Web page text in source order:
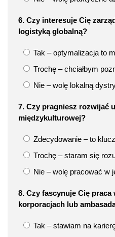
6. Czy interesuje Cię
logistyką globalną?
Tak – optymalizacja to
Trochę – chciałbym
Nie – wolę lokalną
7. Czy pragniesz rozwijać
międzykulturowej?
Zdecydowanie – to
Trochę – staram się
Nie – wolę pracować w
8. Czy fascynuje Cię
korporacjach lub
Tak – stawiam na